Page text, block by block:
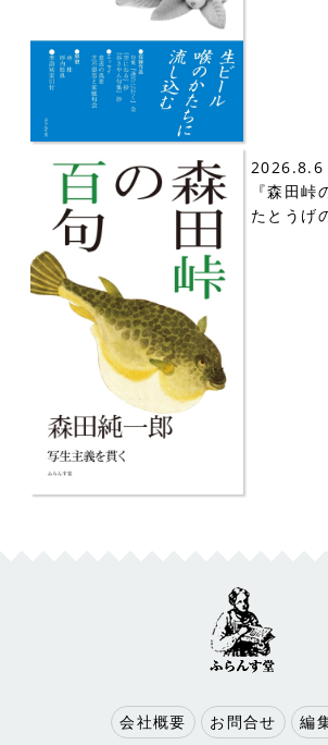
2026.8.6
『森田峠
たとうげ
会社概要 お問合せ 編